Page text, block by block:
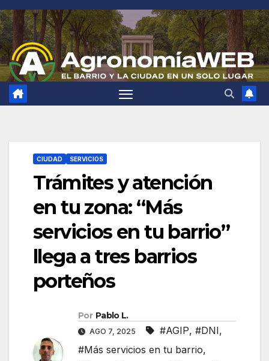
Saltar
al
contenido
CIUDAD SERVICIOS
Trámites y atención
en tu zona: “Más
servicios en tu barrio”
llega a tres barrios
porteños
Por Pablo L.
AGO 7, 2025 #AGIP, #DNI,
#Más servicios en tu barrio,